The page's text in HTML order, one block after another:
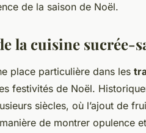
de la saison de Noël.
la cuisine sucrée-
place particulière dans les
festivités de Noël.
siècles, où l’ajout de
de montrer opulence